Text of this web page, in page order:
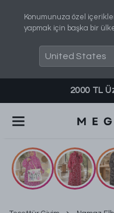
Konumunuza özel
yapmak için başka bir
Sipariş, Bilgi ve